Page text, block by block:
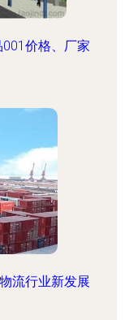
价格、厂家
流行业新发展